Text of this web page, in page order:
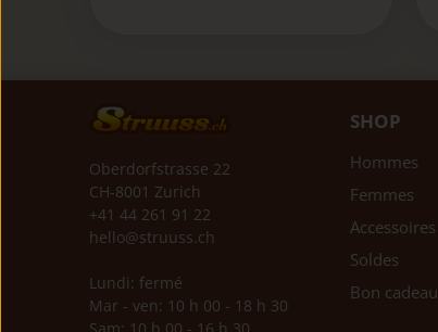
Oberdorfstrasse 22
CH-8001 Zurich
+41 44 261 91 22
hello@struuss.ch
Lundi: fermé
Mar - ven: 10 h 00 - 18 h 30
SHOP
Hommes
Femmes
Accessoires
Soldes
Bon cadeau